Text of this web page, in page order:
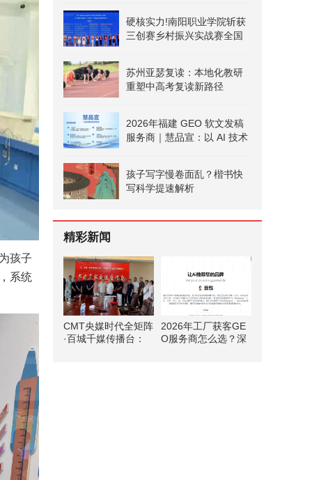
孩子
系统
硬核实力!南阳职业学院斩获
三创赛乡村振兴实战赛全国
苏州亚瑟复读：本地化教研
重塑中高考复读新路径
2026年福建 GEO 软文发稿
服务商｜慧品宣：以 AI 技术
孩子写字慢卷面乱？楷书快
写科学提速解析
精彩新闻
CMT央媒时代全矩阵
·百城千媒传播台：
2026年工厂获客GE
O服务商怎么选？深